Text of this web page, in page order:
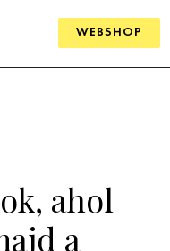
WEBSHOP
ahol
a